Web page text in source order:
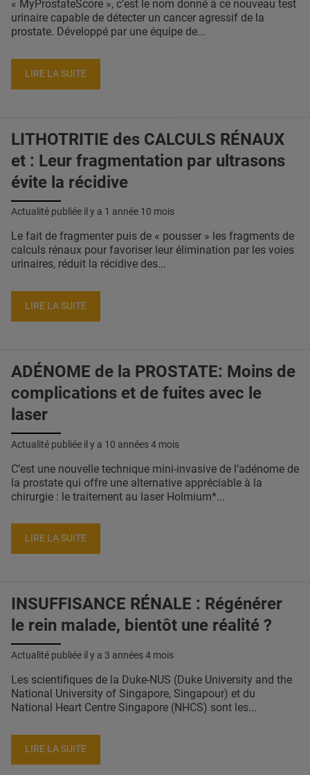
« MyProstateScore », c’est le nom donné à ce nouveau test
urinaire capable de détecter un cancer agressif de la
prostate. Développé par une équipe de...
LIRE LA SUITE
LITHOTRITIE des CALCULS RÉNAUX
et : Leur fragmentation par ultrasons
évite la récidive
Actualité publiée il y a 1 année 10 mois
Le fait de fragmenter puis de « pousser » les fragments de
calculs rénaux pour favoriser leur élimination par les voies
urinaires, réduit la récidive des...
LIRE LA SUITE
ADÉNOME de la PROSTATE: Moins de
complications et de fuites avec le
laser
Actualité publiée il y a 10 années 4 mois
C’est une nouvelle technique mini-invasive de l’adénome de
la prostate qui offre une alternative appréciable à la
chirurgie : le traitement au laser Holmium*...
LIRE LA SUITE
INSUFFISANCE RÉNALE : Régénérer
le rein malade, bientôt une réalité ?
Actualité publiée il y a 3 années 4 mois
Les scientifiques de la Duke-NUS (Duke University and the
National University of Singapore, Singapour) et du
National Heart Centre Singapore (NHCS) sont les...
LIRE LA SUITE